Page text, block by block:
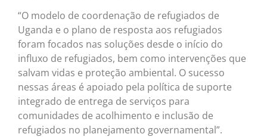
“O modelo de coordenação de refugiados de
Uganda e o plano de resposta aos refugiados
foram focados nas soluções desde o início do
influxo de refugiados, bem como intervenções que
salvam vidas e proteção ambiental. O sucesso
nessas áreas é apoiado pela política de suporte
integrado de entrega de serviços para
comunidades de acolhimento e inclusão de
refugiados no planejamento governamental”.